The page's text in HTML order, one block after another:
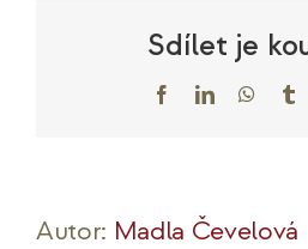
Sdílet je
FacebookLinkedIn
Autor: Madla Čevelová